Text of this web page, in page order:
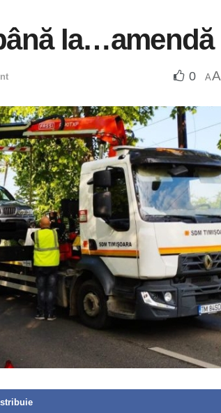
la…amendă
0 AA